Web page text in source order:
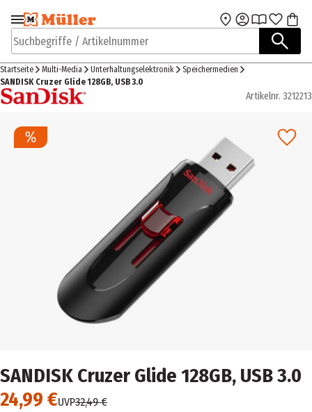
Zur Navigation
springen
Zum Hauptinhalt
Suchbegriffe / Artikelnummer
Startseite Multi-Media Unterhaltungselektronik
Speichermedien
SANDISK Cruzer Glide 128GB, USB 3.0
Artikelnr. 3212213
SANDISK Cruzer Glide 128GB, USB 3.0
24,99 €UVP32,49 €